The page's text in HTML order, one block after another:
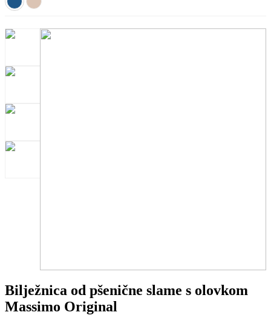
Bilježnica od pšenične slame s olovkom
Massimo Original